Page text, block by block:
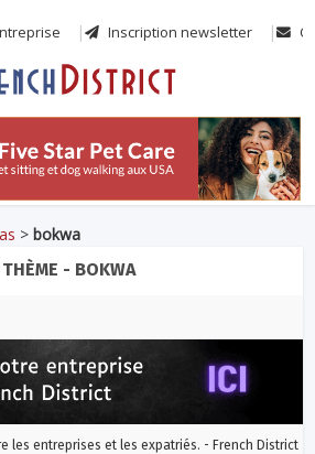
Inscription newsletter
>bokwa
THÈME - BOKWA
les entreprises et les expatriés. - French District